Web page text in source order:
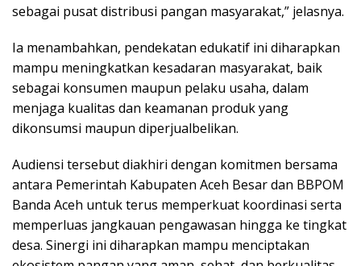
sebagai pusat distribusi pangan masyarakat,” jelasnya.
Ia menambahkan, pendekatan edukatif ini diharapkan
mampu meningkatkan kesadaran masyarakat, baik
sebagai konsumen maupun pelaku usaha, dalam
menjaga kualitas dan keamanan produk yang
dikonsumsi maupun diperjualbelikan.
Audiensi tersebut diakhiri dengan komitmen bersama
antara Pemerintah Kabupaten Aceh Besar dan BBPOM
Banda Aceh untuk terus memperkuat koordinasi serta
memperluas jangkauan pengawasan hingga ke tingkat
desa. Sinergi ini diharapkan mampu menciptakan